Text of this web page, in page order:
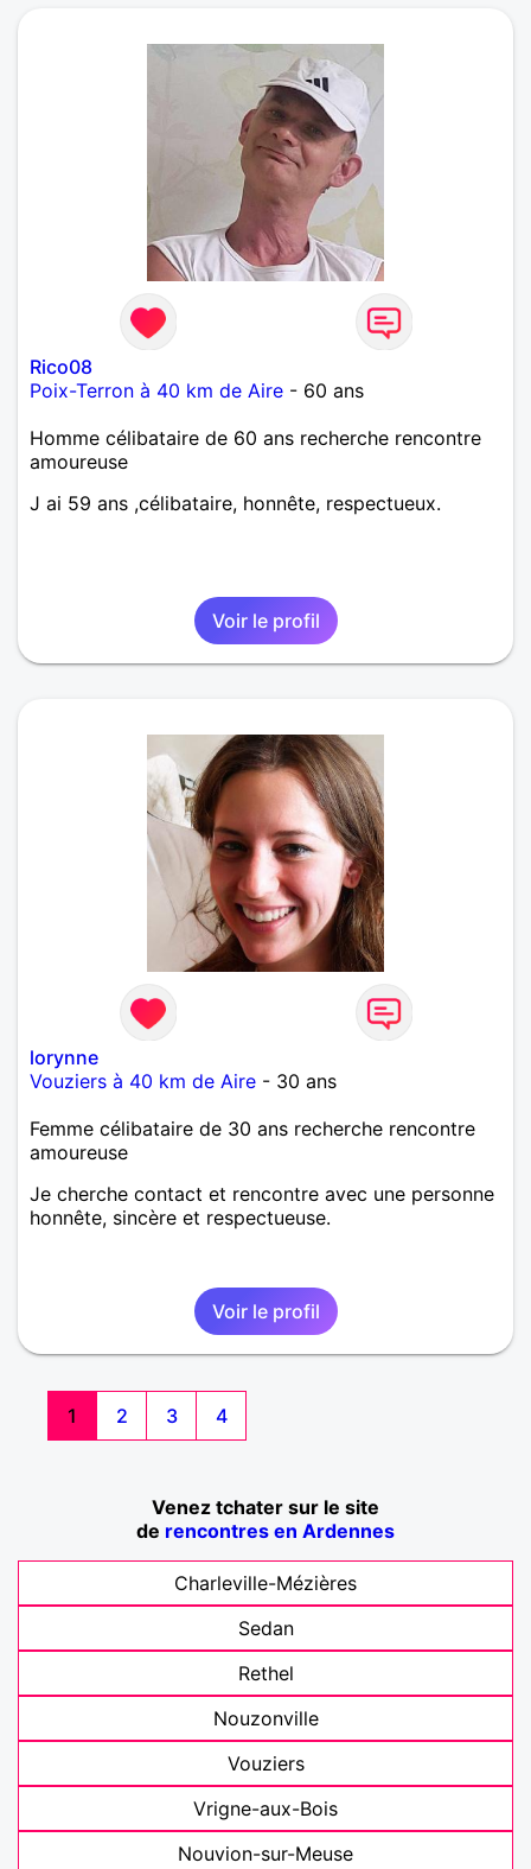
Rico08
Poix-Terron à 40 km de Aire - 60 ans
Homme célibataire de 60 ans recherche rencontre
amoureuse
J ai 59 ans ,célibataire, honnête, respectueux.
Voir le profil
lorynne
Vouziers à 40 km de Aire - 30 ans
Femme célibataire de 30 ans recherche rencontre
amoureuse
Je cherche contact et rencontre avec une personne
honnête, sincère et respectueuse.
Voir le profil
1 2 3 4
Venez tchater sur le site
de rencontres en Ardennes
Charleville-Mézières
Sedan
Rethel
Nouzonville
Vouziers
Vrigne-aux-Bois
Nouvion-sur-Meuse